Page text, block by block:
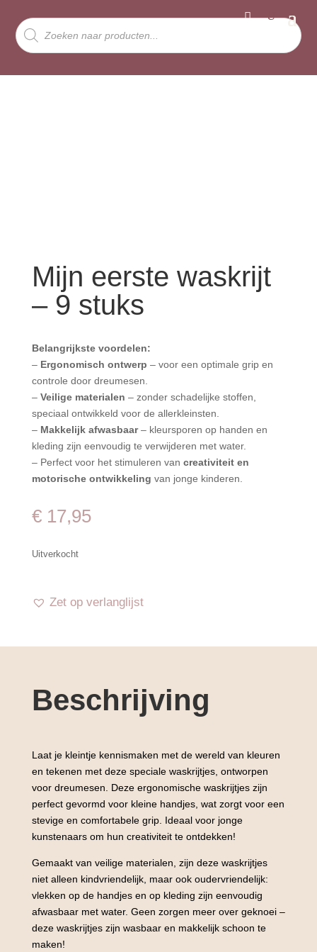
Producten
zoeken
Mijn eerste waskrijt
– 9 stuks
Belangrijkste voordelen:
– Ergonomisch ontwerp – voor een optimale grip en
controle door dreumesen.
– Veilige materialen – zonder schadelijke stoffen,
speciaal ontwikkeld voor de allerkleinsten.
– Makkelijk afwasbaar– kleursporen op handen en
kleding zijn eenvoudig te verwijderen met water.
– Perfect voor het stimuleren van creativiteit en
motorische ontwikkeling van jonge kinderen.
€17,95
Uitverkocht
Zet op verlanglijst
Beschrijving
Laat je kleintje kennismaken met de wereld van kleuren
en tekenen met deze speciale waskrijtjes, ontworpen
voor dreumesen. Deze ergonomische waskrijtjes zijn
perfect gevormd voor kleine handjes, wat zorgt voor een
stevige en comfortabele grip. Ideaal voor jonge
kunstenaars om hun creativiteit te ontdekken!
Gemaakt van veilige materialen, zijn deze waskrijtjes
niet alleen kindvriendelijk, maar ook oudervriendelijk:
vlekken op de handjes en op kleding zijn eenvoudig
afwasbaar met water. Geen zorgen meer over geknoei –
deze waskrijtjes zijn wasbaar en makkelijk schoon te
maken!